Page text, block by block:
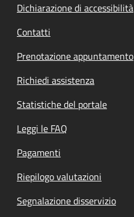
Dichiarazione di accessibilità
Contatti
Prenotazione appuntamento
Richiedi assistenza
Statistiche del portale
Leggi le FAQ
Pagamenti
Riepilogo valutazioni
Segnalazione disservizio